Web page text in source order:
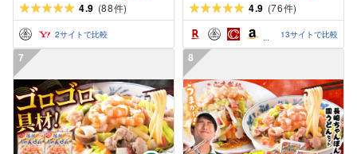
4.9 (88件)
2サイトで比較
4.9 (76件)
13サイトで比較
7 8